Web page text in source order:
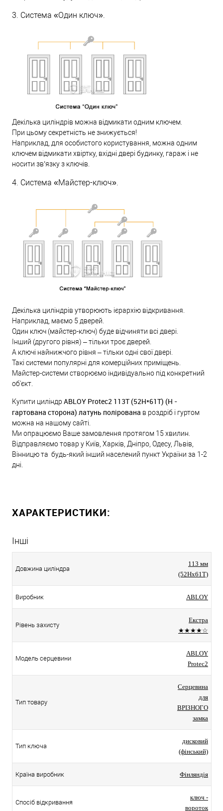
3. Система «Один ключ».
Декілька циліндрів можна відмикати одним ключем.
При цьому секретність не знижується!
Наприклад, для особистого користування, можна одним
ключем відмикати хвіртку, вхідні двері будинку, гараж і не
носити зв’язку з ключів.
4. Система «Майстер-ключ».
Декілька циліндрів утворюють ієрархію відкривання.
Наприклад, маємо 5 дверей.
Один ключ (майстер-ключ) буде відчиняти всі двері.
Інший (другого рівня) – тільки троє дверей.
А ключі найнижчого рівня – тільки одні свої двері.
Такі системи популярні для комерційних приміщень.
Майстер-системи створюємо індивідуально під конкретний
об'єкт.
Купити циліндр ABLOY Protec2 113T (52H*61T) (H -
гартована сторона) латунь полірована в роздріб і гуртом
можна на нашому сайті.
Ми опрацюємо Ваше замовлення протягом 15 хвилин.
Відправляємо товар у Київ, Харків, Дніпро, Одесу, Львів,
Вінницю та будь-який інший населений пункт України за 1-2
дні.
ХАРАКТЕРИСТИКИ:
Інші
Довжина циліндра
113 мм
(52Hx61T)
Виробник ABLOY
Рівень захисту
Екстра
★★★★☆
Модель серцевини
ABLOY
Protec2
Тип товару
Серцевина
для
ВРІЗНОГО
замка
Тип ключа
дисковий
(фінський)
Країна виробник Фінляндія
Спосіб відкривання
ключ -
вороток